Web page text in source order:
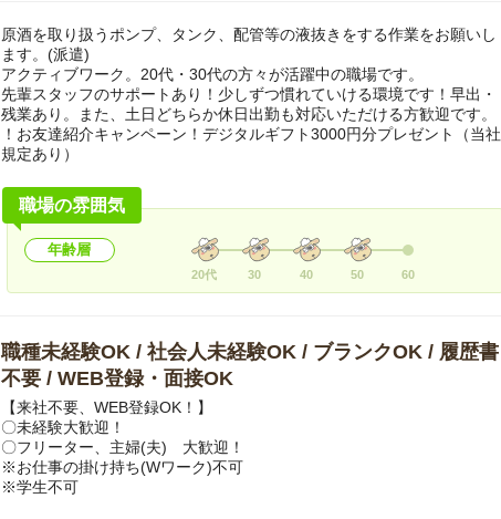
原酒を取り扱うポンプ、タンク、配管等の液抜きをする作業をお願いし
ます。(派遣)
アクティブワーク。20代・30代の方々が活躍中の職場です。
先輩スタッフのサポートあり！少しずつ慣れていける環境です！早出・
残業あり。また、土日どちらか休日出勤も対応いただける方歓迎です。
！お友達紹介キャンペーン！デジタルギフト3000円分プレゼント（当社
規定あり）
職場の雰囲気
年齢層
20代 30 40 50 60
職種未経験OK / 社会人未経験OK / ブランクOK / 履歴書
不要 / WEB登録・面接OK
【来社不要、WEB登録OK！】
〇未経験大歓迎！
〇フリーター、主婦(夫) 大歓迎！
※お仕事の掛け持ち(Wワーク)不可
※学生不可